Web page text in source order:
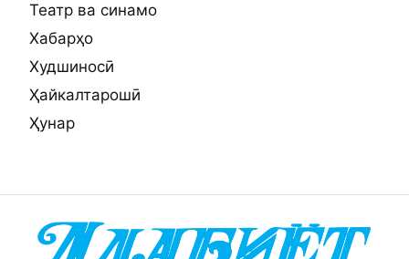
Театр ва синамо
Хабарҳо
Худшиносӣ
Ҳайкалтарошӣ
Ҳунар